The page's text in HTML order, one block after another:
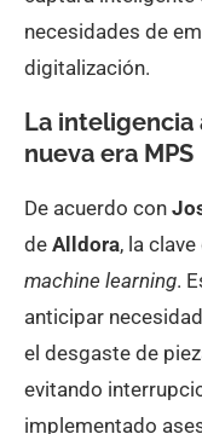
necesidades de
digitalización.
La
nueva era MPS
De acuerdo con
de Alldora, la
machine learning.
anticipar
el desgaste de
evitando
implementado